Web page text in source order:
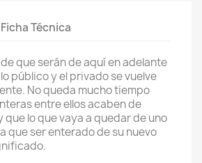
Ficha Técnica
que serán de aquí en adelante
público y el privado se vuelve
No queda mucho tiempo
entre ellos acaben de
que lo que vaya a quedar de uno
que ser enterado de su nuevo